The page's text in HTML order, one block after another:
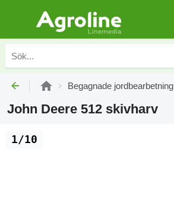
Begagnade jordbearbetning
John Deere 512 skivharv
1/10